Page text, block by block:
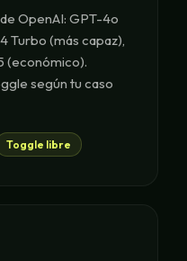
OpenAI: GPT-4o
Turbo (más capaz),
(económico).
según tu caso
Toggle libre